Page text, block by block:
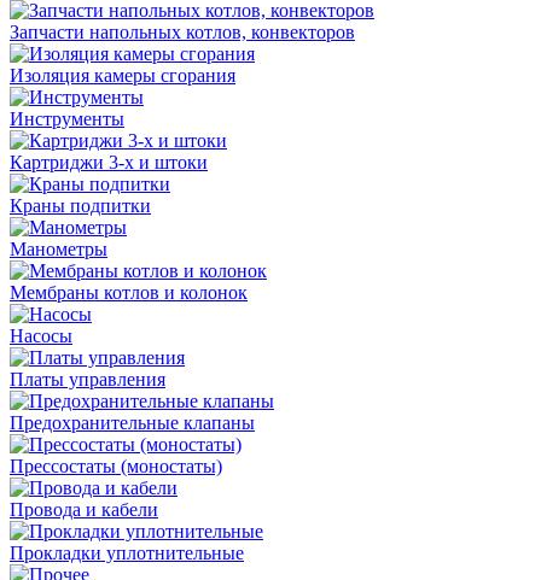
Запчасти напольных котлов, конвекторов
Изоляция камеры сгорания
Инструменты
Картриджи 3-х и штоки
Краны подпитки
Манометры
Мембраны котлов и колонок
Насосы
Платы управления
Предохранительные клапаны
Прессостаты (моностаты)
Провода и кабели
Прокладки уплотнительные